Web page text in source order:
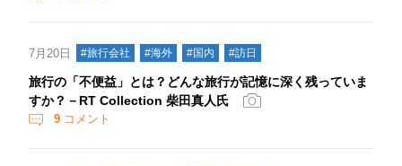
7月20日 #旅行会社 #海外 #国内 #訪日
旅行の「不便益」とは？どんな旅行が記憶に深く残っていま
すか？－RT Collection 柴田真人氏
9 コメント